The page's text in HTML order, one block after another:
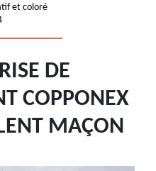
et coloré
DE
COPPONEX
MAÇON